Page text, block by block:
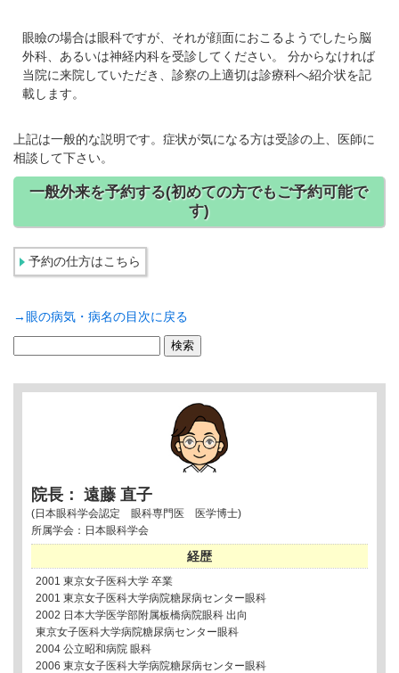
眼瞼の場合は眼科ですが、それが顔面におこるようでしたら脳
外科、あるいは神経内科を受診してください。 分からなければ
当院に来院していただき、診察の上適切は診療科へ紹介状を記
載します。
上記は一般的な説明です。症状が気になる方は受診の上、医師に
相談して下さい。
一般外来を予約する(初めての方でもご予約可能で
す)
予約の仕方はこちら
→眼の病気・病名の目次に戻る
院長： 遠藤 直子
(日本眼科学会認定 眼科専門医 医学博士)
所属学会：日本眼科学会
経歴
2001 東京女子医科大学 卒業
2001 東京女子医科大学病院糖尿病センター眼科
2002 日本大学医学部附属板橋病院眼科 出向
東京女子医科大学病院糖尿病センター眼科
2004 公立昭和病院 眼科
2006 東京女子医科大学病院糖尿病センター眼科